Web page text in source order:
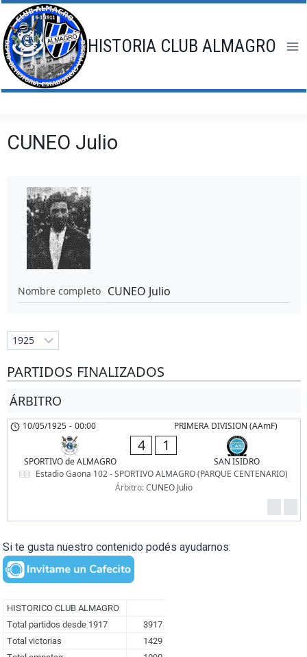
Saltar
al
contenido
HISTORIA CLUB ALMAGRO
CUNEO Julio
Nombre completo CUNEO Julio
PARTIDOS FINALIZADOS
ÁRBITRO
PRIMERA DIVISION (AAmF)
10/05/1925 - 00:00
SPORTIVO de ALMAGRO
4 1
SAN ISIDRO
Estadio Gaona 102 - SPORTIVO ALMAGRO (PARQUE CENTENARIO)
Árbitro:CUNEO Julio
Si te gusta nuestro contenido podés ayudarnos: